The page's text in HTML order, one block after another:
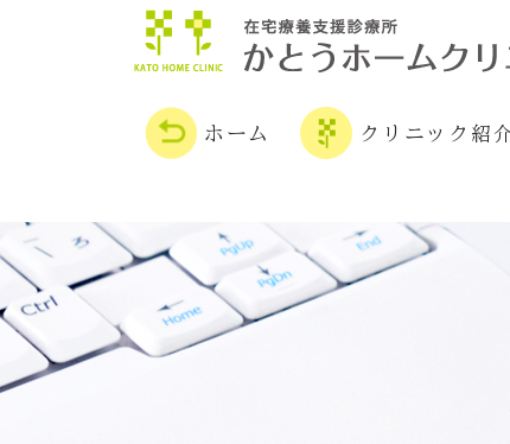
ホーム クリニック紹介